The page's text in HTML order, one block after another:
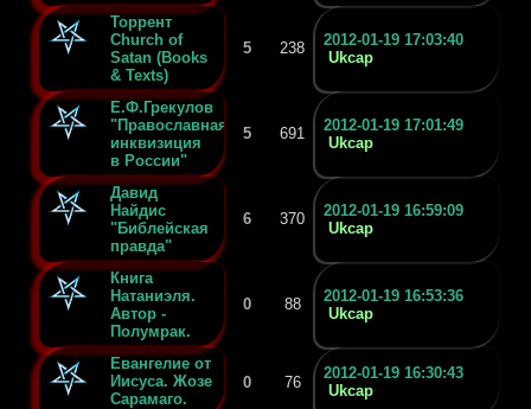
Торрент
Church of
Satan (Books
& Texts)
5 238
2012-01-19 17:03:40
Ukcap
Е.Ф.Грекулов
"Православная
инквизиция
в России"
5 691
2012-01-19 17:01:49
Ukcap
Давид
Найдис
"Библейская
правда"
6 370
2012-01-19 16:59:09
Ukcap
Книга
Натаниэля.
Автор -
Полумрак.
0 88
2012-01-19 16:53:36
Ukcap
Евангелие от
Иисуса. Жозе
Сарамаго.
0 76
2012-01-19 16:30:43
Ukcap